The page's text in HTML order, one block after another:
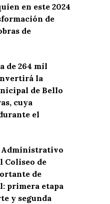
en este 2024
de
de
de 264 mil
la
de Bello
cuya
el
Administrativo
Coliseo de
de
primera etapa
y segunda